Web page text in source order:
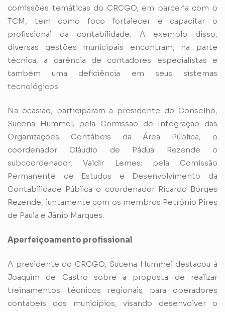
comissões temáticas do CRCGO, em parceria com o
TCM, tem como foco fortalecer e capacitar o
profissional da contabilidade. A exemplo disso,
diversas gestões municipais encontram, na parte
técnica, a carência de contadores especialistas e
também uma deficiência em seus sistemas
tecnológicos.
Na ocasião, participaram a presidente do Conselho,
Sucena Hummel; pela Comissão de Integração das
Organizações Contábeis da Área Pública, o
coordenador Cláudio de Pádua Rezende o
subcoordenador, Valdir Lemes; pela Comissão
Permanente de Estudos e Desenvolvimento da
Contabilidade Pública o coordenador Ricardo Borges
Rezende, juntamente com os membros Petrônio Pires
de Paula e Jânio Marques.
Aperfeiçoamento profissional
A presidente do CRCGO, Sucena Hummel destacou à
Joaquim de Castro sobre a proposta de realizar
treinamentos técnicos regionais para operadores
contábeis dos municípios, visando desenvolver o